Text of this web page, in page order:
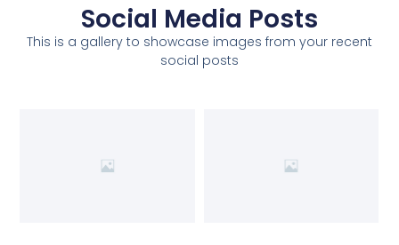
Social Media Posts
This is a gallery to showcase images from your recent
social posts